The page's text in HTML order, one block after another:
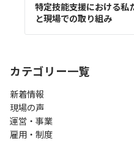
特定技能支援における私
と現場での取り組み
カテゴリー一覧
新着情報
現場の声
運営・事業
雇用・制度